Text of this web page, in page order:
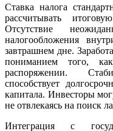
Ставка налога
рассчитывать
Отсутствие
налогообложения
завтрашнем дне.
пониманием того,
распоряжении.
способствует
капитала. Инвесторы
не отвлекаясь на поиск
Интеграция с